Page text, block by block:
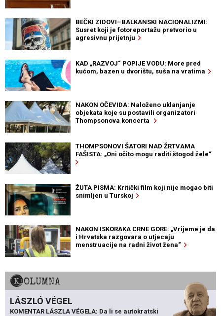
BEČKI ZIDOVI–BALKANSKI NACIONALIZMI:
Susret koji je fotoreportažu pretvorio u
agresivnu prijetnju
KAD „RAZVOJ“ POPIJE VODU: More pred
kućom, bazen u dvorištu, suša na vratima
NAKON OČEVIDA: Naloženo uklanjanje
objekata koje su postavili organizatori
Thompsonova koncerta
THOMPSONOVI ŠATORI NAD ŽRTVAMA
FAŠISTA: „Oni očito mogu raditi štogod žele“
ŽUTA PISMA: Kritički film koji nije mogao biti
snimljen u Turskoj
NAKON ISKORAKA CRNE GORE: „Vrijeme je da
i Hrvatska razgovara o utjecaju
menstruacije na radni život žena“
KOLUMNA
LÁSZLÓ VÉGEL
KOMENTAR LÁSZLA VÉGELA: Da li se autokratski